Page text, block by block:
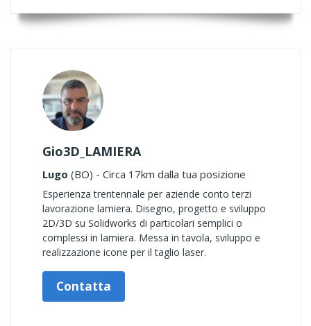
Gio3D_LAMIERA
Lugo (BO) - Circa 17km dalla tua posizione
Esperienza trentennale per aziende conto terzi
lavorazione lamiera. Disegno, progetto e sviluppo
2D/3D su Solidworks di particolari semplici o
complessi in lamiera. Messa in tavola, sviluppo e
realizzazione icone per il taglio laser.
Contatta